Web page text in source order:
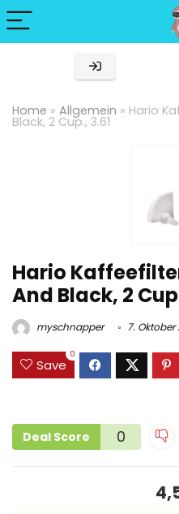
Home » Allgemein » Hario
Black, 2 Cup., 3.61
Hario
And Black, 2
myschnapper 7. Oktober
Save
0
Deal Score 0